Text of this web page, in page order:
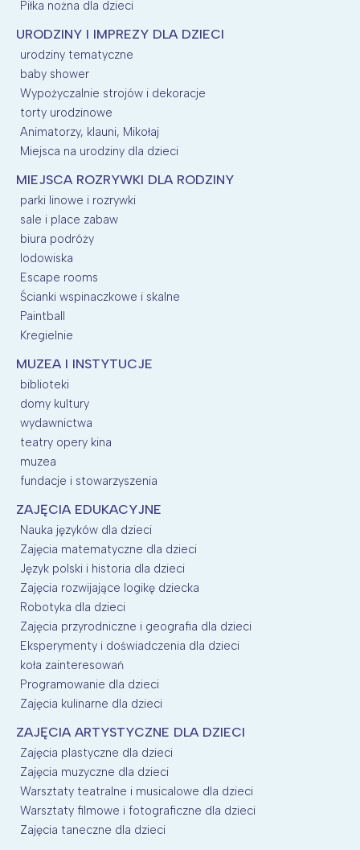
Piłka nożna dla dzieci
URODZINY I IMPREZY DLA DZIECI
urodziny tematyczne
baby shower
Wypożyczalnie strojów i dekoracje
torty urodzinowe
Animatorzy, klauni, Mikołaj
Miejsca na urodziny dla dzieci
MIEJSCA ROZRYWKI DLA RODZINY
parki linowe i rozrywki
sale i place zabaw
biura podróży
lodowiska
Escape rooms
Ścianki wspinaczkowe i skalne
Paintball
Kregielnie
MUZEA I INSTYTUCJE
biblioteki
domy kultury
wydawnictwa
teatry opery kina
muzea
fundacje i stowarzyszenia
ZAJĘCIA EDUKACYJNE
Nauka języków dla dzieci
Zajęcia matematyczne dla dzieci
Język polski i historia dla dzieci
Zajęcia rozwijające logikę dziecka
Robotyka dla dzieci
Zajęcia przyrodniczne i geografia dla dzieci
Eksperymenty i doświadczenia dla dzieci
koła zainteresowań
Programowanie dla dzieci
Zajęcia kulinarne dla dzieci
ZAJĘCIA ARTYSTYCZNE DLA DZIECI
Zajęcia plastyczne dla dzieci
Zajęcia muzyczne dla dzieci
Warsztaty teatralne i musicalowe dla dzieci
Warsztaty filmowe i fotograficzne dla dzieci
Zajęcia taneczne dla dzieci